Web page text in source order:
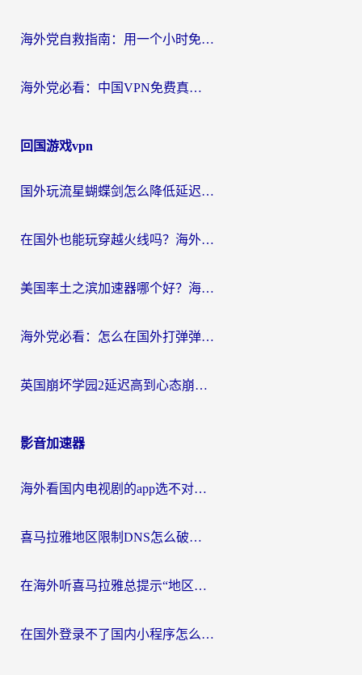
海外党自救指南：用一个小时免费加速器，轻松打破国内资源访问壁垒？
海外党必看：中国VPN免费真的靠谱吗？手把手教你选对回国加速器
回国游戏vpn
国外玩流星蝴蝶剑怎么降低延迟？海外党必看的加速秘籍（含欧洲鸣潮&彩虹岛优化攻略）
在国外也能玩穿越火线吗？海外玩家国服游戏畅玩终极指南
美国率土之滨加速器哪个好？海外党国服游戏畅玩终极指南（附多游戏解决方案）
海外党必看：怎么在国外打弹弹堂不卡？番茄加速器亲测指南
英国崩坏学园2延迟高到心态崩？海外党国服游戏加速终极指南
影音加速器
海外看国内电视剧的app选不对？这份回国加速器避坑指南帮你流畅追剧
喜马拉雅地区限制DNS怎么破？海外党听国内音乐听书的终极解决方案
在海外听喜马拉雅总提示“地区限制”？3步轻松解除+听国内音乐全攻略
在国外登录不了国内小程序怎么办？选对回国加速器，轻松解锁国内资源